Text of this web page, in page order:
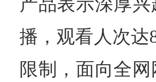
产品表示深厚
播，观看人次达
限制，面向全